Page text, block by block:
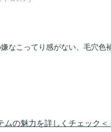
なこってり感がない、毛穴色
ムの魅力を詳しくチェック＜